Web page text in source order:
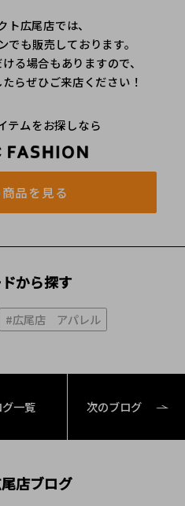
ト広尾店では、
も販売しております。
る場合もありますので、
らぜひご来店ください！
テムをお探しなら
品を見る
から探す
#広尾店 アパレル
一覧 次のブログ
店ブログ